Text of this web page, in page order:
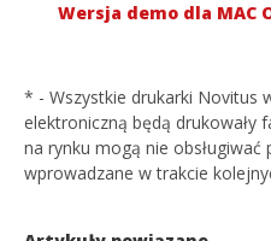
Wersja demo dla MAC
* - Wszystkie drukarki Novitus
elektroniczną będą drukowały
na rynku mogą nie
wprowadzane w trakcie